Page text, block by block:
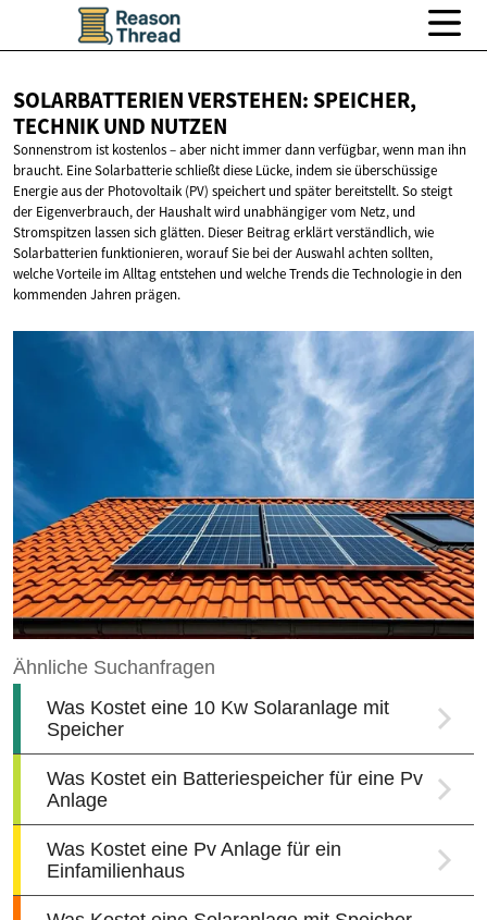
SOLARBATTERIEN VERSTEHEN: SPEICHER,
TECHNIKUND NUTZEN
Sonnenstrom ist kostenlos – aber nicht immer dann verfügbar, wenn man ihn
braucht. Eine Solarbatterie schließt diese Lücke, indem sie überschüssige
Energie aus der Photovoltaik (PV) speichert und später bereitstellt. So steigt
der Eigenverbrauch, der Haushalt wird unabhängiger vom Netz, und
Stromspitzen lassen sich glätten. Dieser Beitrag erklärt verständlich, wie
Solarbatterien funktionieren, worauf Sie bei der Auswahl achten sollten,
welche Vorteile im Alltag entstehen und welche Trends die Technologie in den
kommenden Jahren prägen.